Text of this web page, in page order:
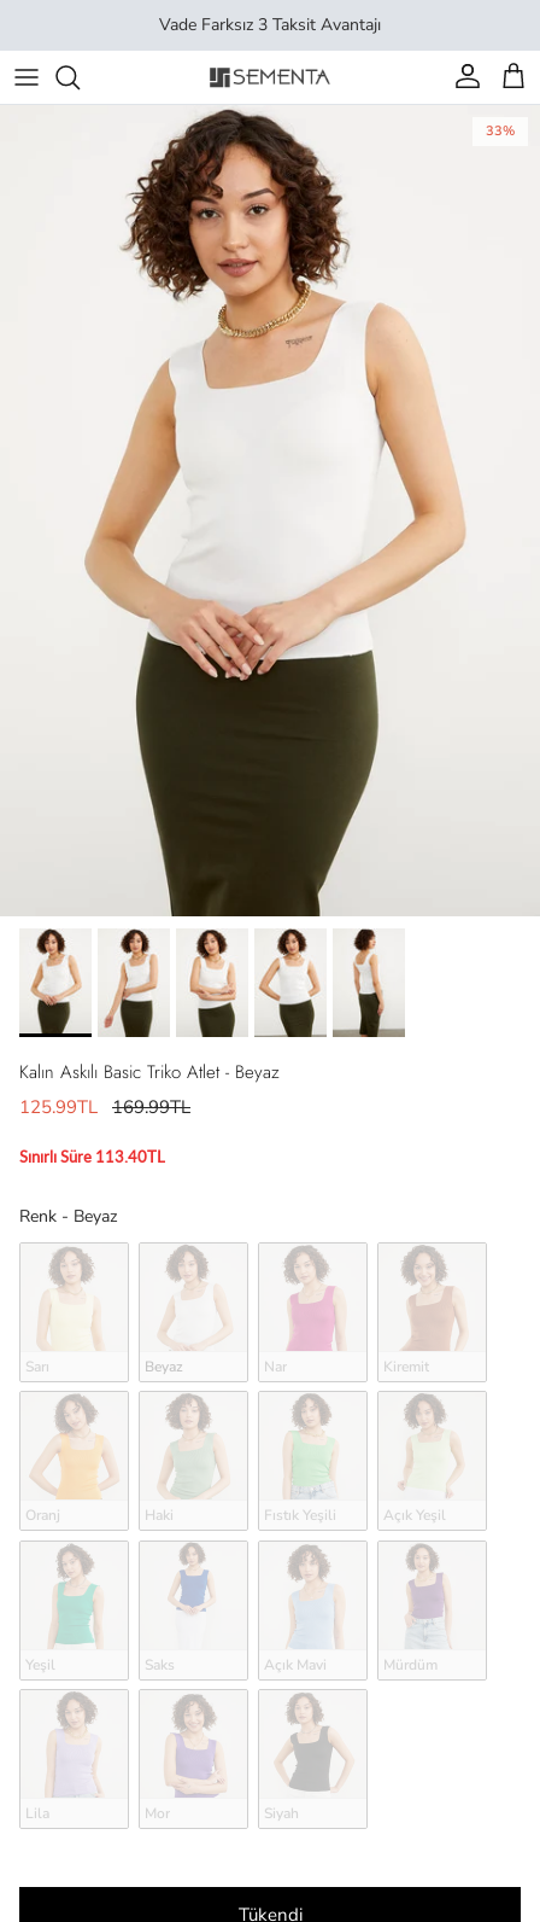
Vade Farksız 3 Taksit Avantajı
Hesap
33%
Kalın Askılı Basic Triko Atlet - Beyaz
125.99TL 169.99TL
Sınırlı Süre 113.40TL
Renk - BeyazRenk
Sarı Beyaz Nar Kiremit
Oranj Haki Fıstık Yeşili Açık Yeşil
Yeşil Saks Açık Mavi Mürdüm
Lila Mor Siyah
Tükendi